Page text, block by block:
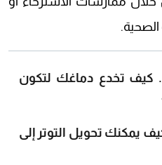
الصحية.
كيف تخدع دماغك لتكون
يمكنك تحويل التوتر إلى